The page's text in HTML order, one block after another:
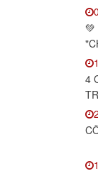
💚